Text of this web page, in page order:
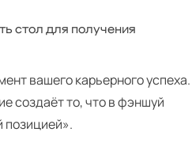
стол для получения
вашего карьерного успеха.
создаёт то, что в фэншуй
позицией».